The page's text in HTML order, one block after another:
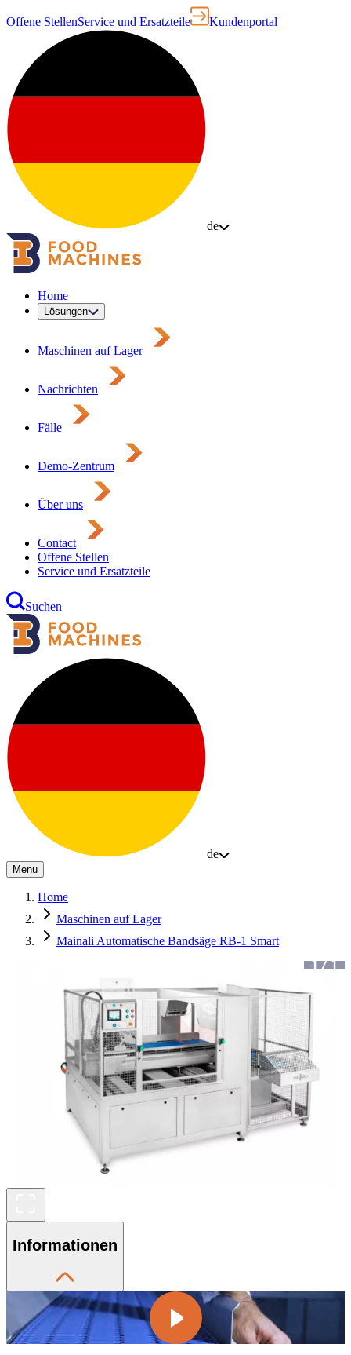
Offene StellenService und Ersatzteile Kundenportal
de
Home
Lösungen
Maschinen auf Lager
Nachrichten
Fälle
Demo-Zentrum
Über uns
Contact
Offene Stellen
Service und Ersatzteile
Suchen
de
Menu
Home
Maschinen auf Lager
Mainali Automatische Bandsäge RB-1 Smart
1/1
Informationen